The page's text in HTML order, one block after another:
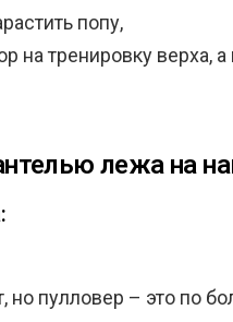
попу,
на тренировку верха,
лежа на
но пулловер – это по